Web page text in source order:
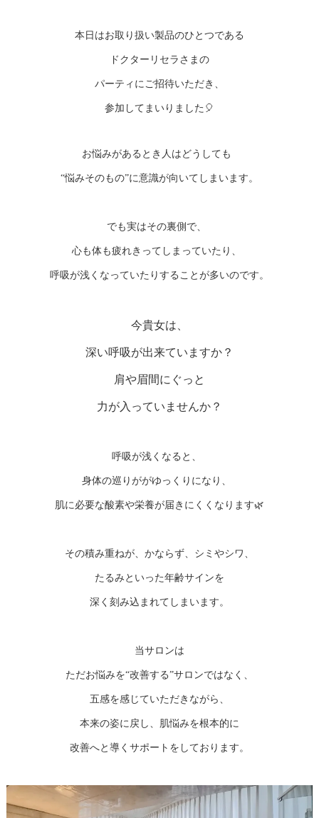
本日はお取り扱い製品のひとつである
ドクターリセラさまの
パーティにご招待いただき、
参加してまいりました🎈
お悩みがあるとき人はどうしても
“悩みそのもの”に意識が向いてしまいます。
でも実はその裏側で、
心も体も疲れきってしまっていたり、
呼吸が浅くなっていたりすることが多いのです。
今貴女は、
深い呼吸が出来ていますか？
肩や眉間にぐっと
力が入っていませんか？
呼吸が浅くなると、
身体の巡りががゆっくりになり、
肌に必要な酸素や栄養が届きにくくなります🌿
その積み重ねが、かならず、シミやシワ、
たるみといった年齢サインを
深く刻み込まれてしまいます。
当サロンは
ただお悩みを“改善する”サロンではなく、
五感を感じていただきながら、
本来の姿に戻し、肌悩みを根本的に
改善へと導くサポートをしております。